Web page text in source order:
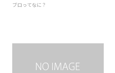
ブロってなに？